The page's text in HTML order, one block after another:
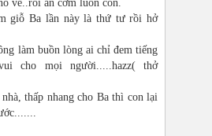
về..rồi ăn cơm luôn con.
giỗ Ba lần này là thứ tư rồi hở
làm buồn lòng ai chỉ đem tiếng
cho mọi người.....hazz( thở
thấp nhang cho Ba thì con lại